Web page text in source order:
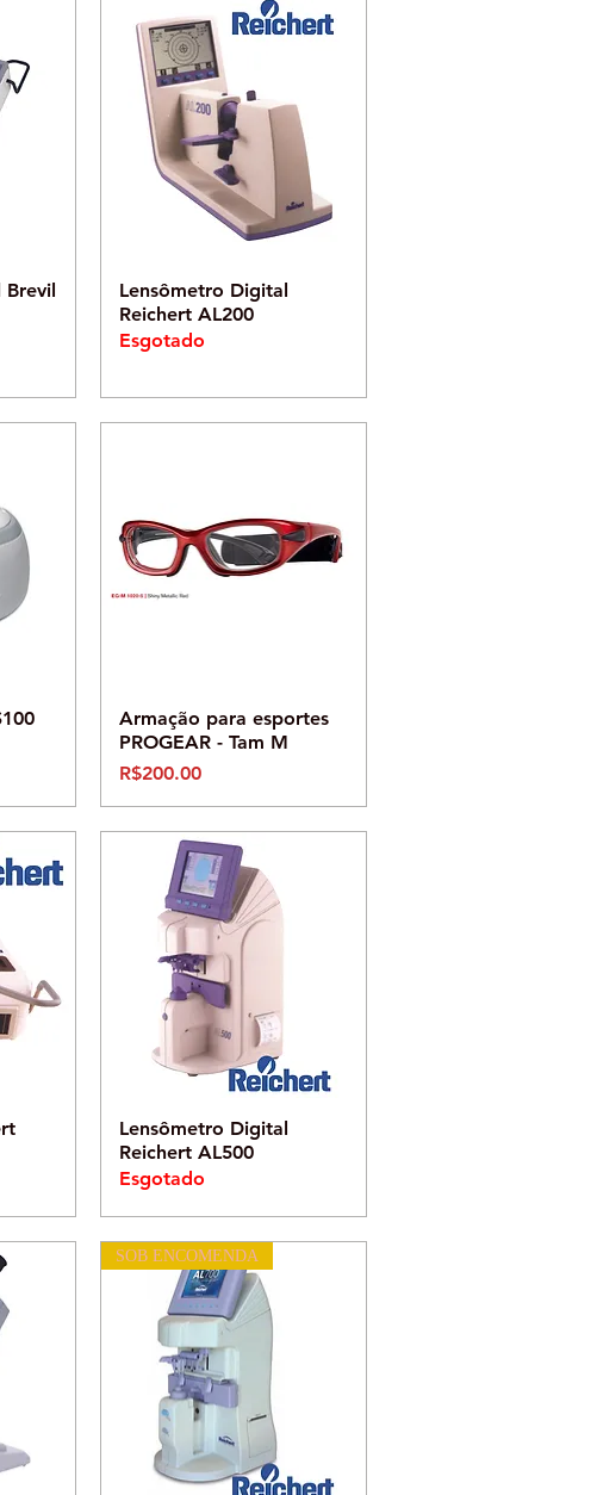
Visualização rápida
Lensômetro Digital
Reichert AL200
Esgotado
Visualização rápida
Armação para esportes
PROGEAR - Tam M
Preço
R$200.00
Visualização rápida
Lensômetro Digital
Reichert AL500
Esgotado
SOB ENCOMENDA